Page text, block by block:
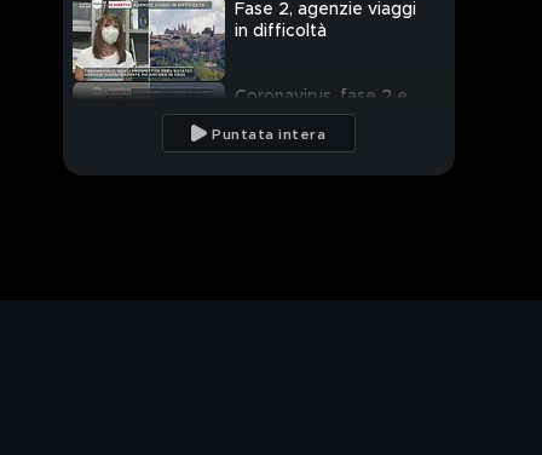
Fase 2, agenzie viaggi
in difficoltà
Coronavirus, fase 2 e
turismo in emergenz
Puntata intera